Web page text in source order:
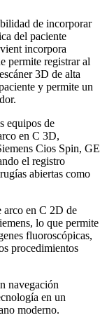
de incorporar
del paciente
incorpora
permite registrar al
3D de alta
y permite un
equipos de
en C 3D,
Cios Spin, GE
el registro
abiertas como
arco en C 2D de
lo que permite
fluoroscópicas,
procedimientos
navegación
en un
moderno.